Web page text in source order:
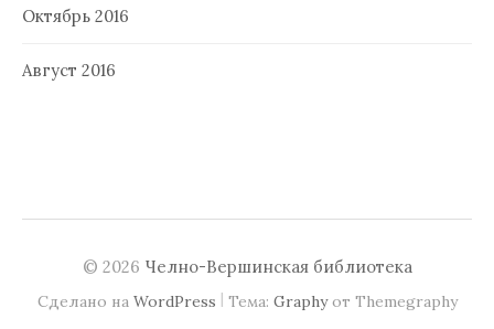
Октябрь 2016
Август 2016
© 2026 Челно-Вершинская библиотека
Сделано на WordPress | Тема: Graphyот Themegraphy